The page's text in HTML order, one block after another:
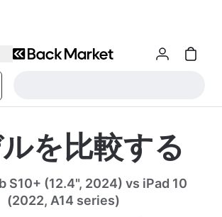
を比較する
S10+ (12.4", 2024) vs iPad 10
(2022, A14 series)